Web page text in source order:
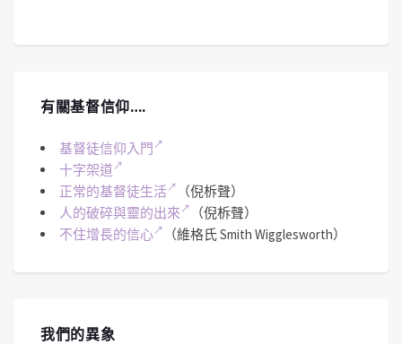
有關基督信仰….
基督徒信仰入門
十字架道
正常的基督徒生活
（倪柝聲）
人的破碎與靈的出來
（倪柝聲）
不住增長的信心
（維格氏 Smith Wigglesworth）
我們的異象